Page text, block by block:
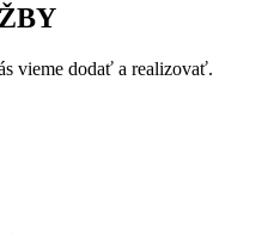
vieme dodať a realizovať.